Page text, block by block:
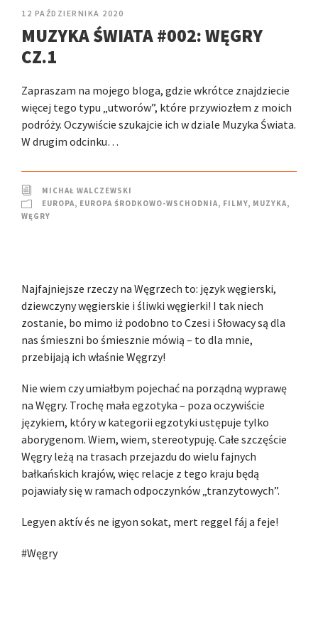
12 PAŹDZIERNIKA 2020
MUZYKA ŚWIATA #002: WĘGRY
CZ.1
Zapraszam na mojego bloga, gdzie wkrótce znajdziecie
więcej tego typu „utworów”, które przywiozłem z moich
podróży. Oczywiście szukajcie ich w dziale Muzyka Świata.
W drugim odcinku…
MICHAŁ WALCZEWSKI
EUROPA, EUROPA ŚRODKOWO-WSCHODNIA, FILMY, MUZYKA,
WĘGRY
Najfajniejsze rzeczy na Węgrzech to: język węgierski,
dziewczyny węgierskie i śliwki węgierki! I tak niech
zostanie, bo mimo iż podobno to Czesi i Słowacy są dla
nas śmieszni bo śmiesznie mówią – to dla mnie,
przebijają ich właśnie Węgrzy!
Nie wiem czy umiałbym pojechać na porządną wyprawę
na Węgry. Trochę mała egzotyka – poza oczywiście
językiem, który w kategorii egzotyki ustępuje tylko
aborygenom. Wiem, wiem, stereotypuję. Całe szczęście
Węgry leżą na trasach przejazdu do wielu fajnych
bałkańskich krajów, więc relacje z tego kraju będą
pojawiały się w ramach odpoczynków „tranzytowych”.
Legyen aktív és ne igyon sokat, mert reggel fáj a feje!
#Węgry